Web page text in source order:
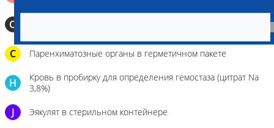
О
C Паренхиматозные органы в герметичном пакете
H
Кровь в пробирку для определения гемостаза (цитрат Na
3,8%)
J Эякулят в стерильном контейнере